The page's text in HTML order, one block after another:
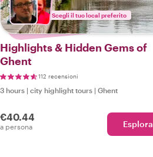
Scegli il tuo local preferito
Highlights & Hidden Gems of
Ghent
112 recensioni
3 hours | city highlight tours | Ghent
€40.44
a persona Esplora